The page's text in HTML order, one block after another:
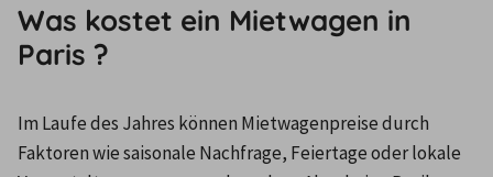
Was kostet ein Mietwagen in
Paris ?
Im Laufe des Jahres können Mietwagenpreise durch
Faktoren wie saisonale Nachfrage, Feiertage oder lokale